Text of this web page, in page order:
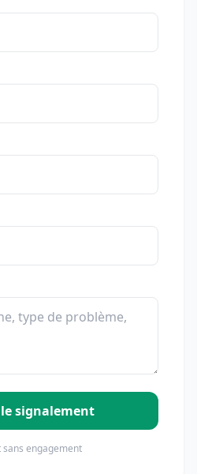
signalement
engagement